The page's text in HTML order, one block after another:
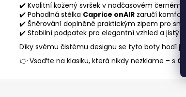
✔️ Kvalitní kožený svršek v nadčasovém černém
✔️ Pohodlná stélka Caprice onAIR zaručí komfort
✔️ Šněrování doplněné praktickým zipem pro
✔️ Stabilní podpatek pro elegantní vzhled a jistý
Díky svému čistému designu se tyto boty hodí
👉 Vsaďte na klasiku, která nikdy nezklame – s
Z